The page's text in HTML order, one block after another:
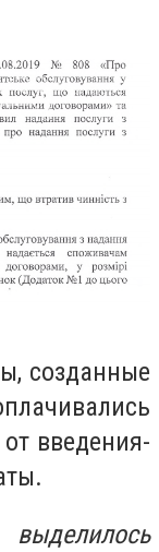
созданные
введения-